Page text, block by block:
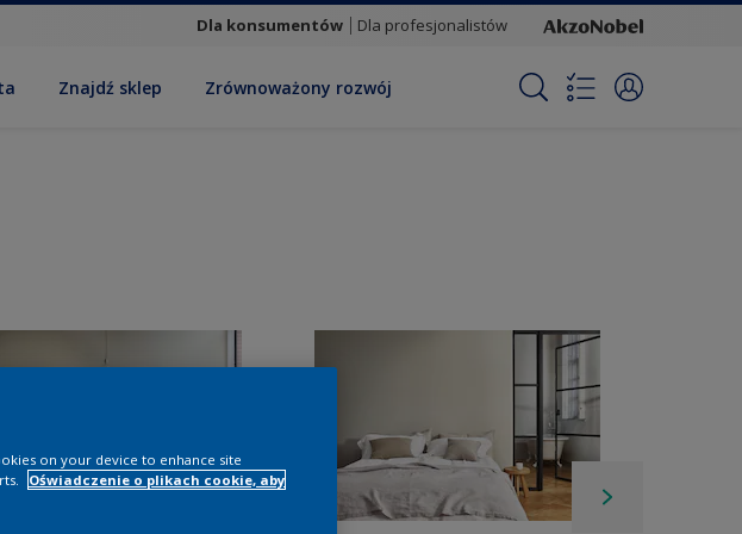
Dla konsumentów Dla profesjonalistów
Znajdź sklep Zrównoważony rozwój
on your device to enhance site
Oświadczenie o plikach cookie, aby